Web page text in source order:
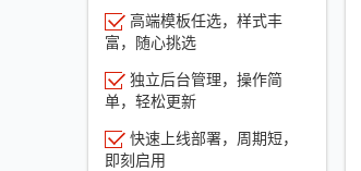
高端模板任选，样式丰
富，随心挑选
独立后台管理，操作简
单，轻松更新
快速上线部署，周期短，
即刻启用